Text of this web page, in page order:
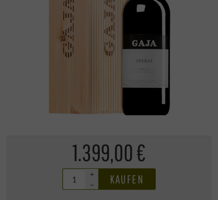
1.399,00 €
+
–
KAUFEN